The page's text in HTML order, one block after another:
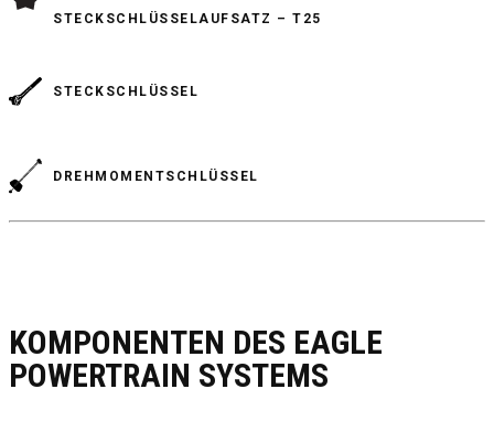
STECKSCHLÜSSELAUFSATZ – T25
STECKSCHLÜSSEL
DREHMOMENTSCHLÜSSEL
KOMPONENTEN DES EAGLE
POWERTRAIN SYSTEMS